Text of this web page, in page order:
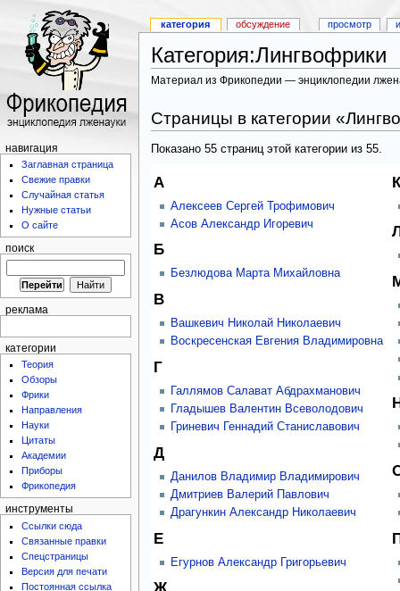
категория обсуждение просмотр
навигация
Заглавная страница
Свежие правки
Случайная статья
Нужные статьи
О сайте
поиск
реклама
категории
Теория
Обзоры
Фрики
Направления
Науки
Цитаты
Академии
Приборы
Фрикопедия
инструменты
Ссылки сюда
Связанные правки
Спецстраницы
Версия для печати
Постоянная ссылка
Категория:Лингвофрики
Материал из Фрикопедии — энциклопедии
Страницы в категории
Показано 55 страниц этой категории из 55.
А
Алексеев Сергей Трофимович
Асов Александр Игоревич
Б
Безлюдова Марта Михайловна
В
Вашкевич Николай Николаевич
Воскресенская Евгения Владимировна
Г
Галлямов Салават Абдрахманович
Гладышев Валентин Всеволодович
Гриневич Геннадий Станиславович
Д
Данилов Владимир Владимирович
Дмитриев Валерий Павлович
Драгункин Александр Николаевич
Е
Егурнов Александр Григорьевич